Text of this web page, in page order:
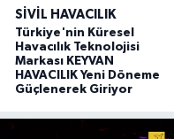
SIVIL HAVACILIK
Türkiye'nin Küresel
Havacılık Teknolojisi
Markası KEYVAN
HAVACILIK Yeni Döneme
Güçlenerek Giriyor